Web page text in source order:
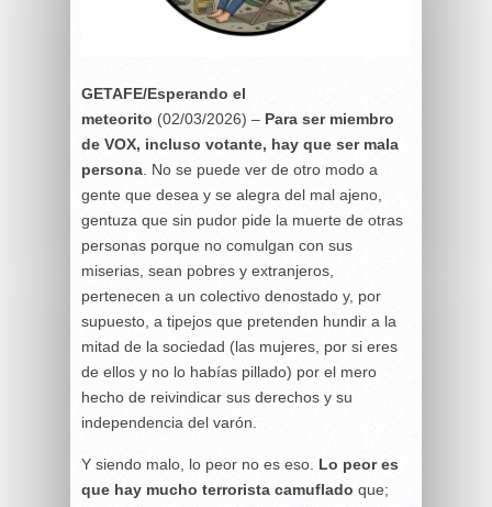
GETAFE/Esperando el
meteorito (02/03/2026) – Para ser miembro
de VOX, incluso votante, hay que ser mala
persona. No se puede ver de otro modo a
gente que desea y se alegra del mal ajeno,
gentuza que sin pudor pide la muerte de otras
personas porque no comulgan con sus
miserias, sean pobres y extranjeros,
pertenecen a un colectivo denostado y, por
supuesto, a tipejos que pretenden hundir a la
mitad de la sociedad (las mujeres, por si eres
de ellos y no lo habías pillado) por el mero
hecho de reivindicar sus derechos y su
independencia del varón.
Y siendo malo, lo peor no es eso. Lo peor es
que hay mucho terrorista camuflado que;